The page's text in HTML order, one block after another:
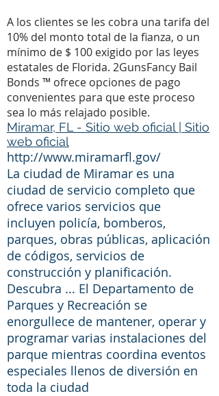
A los clientes se les cobra una tarifa del
10% del monto total de la fianza, o un
mínimo de $ 100 exigido por las leyes
estatales de Florida. 2GunsFancy Bail
Bonds ™ ofrece opciones de pago
convenientes para que este proceso
sea lo más relajado posible.
Miramar, FL - Sitio web oficial | Sitio
web oficial
http://www.miramarfl.gov/
La ciudad de Miramar es una
ciudad de servicio completo que
ofrece varios servicios que
incluyen policía, bomberos,
parques, obras públicas, aplicación
de códigos, servicios de
construcción y planificación.
Descubra ... El Departamento de
Parques y Recreación se
enorgullece de mantener, operar y
programar varias instalaciones del
parque mientras coordina eventos
especiales llenos de diversión en
toda la ciudad